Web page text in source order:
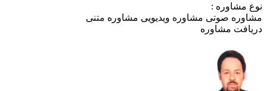
نوع مشاوره :
مشاوره صوتی مشاوره ویدیویی مشاوره متنی
دریافت مشاوره